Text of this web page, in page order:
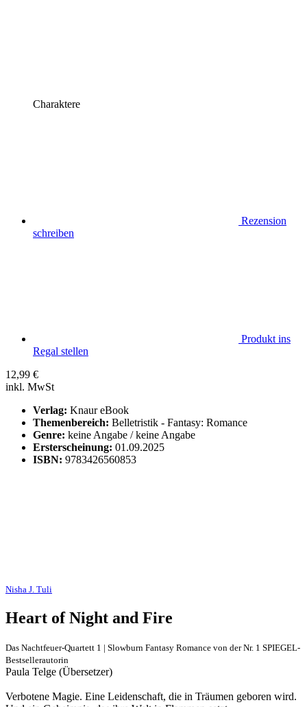
Charaktere
Rezension
schreiben
Produkt ins
Regal stellen
12,99 €
inkl. MwSt
Verlag: Knaur eBook
Themenbereich: Belletristik - Fantasy: Romance
Genre: keine Angabe / keine Angabe
Ersterscheinung: 01.09.2025
ISBN: 9783426560853
Nisha J. Tuli
Heart of Night and Fire
Das Nachtfeuer-Quartett 1 | Slowburn Fantasy Romance von der Nr. 1 SPIEGEL-
Bestsellerautorin
Paula Telge (Übersetzer)
Verbotene Magie. Eine Leidenschaft, die in Träumen geboren wird.